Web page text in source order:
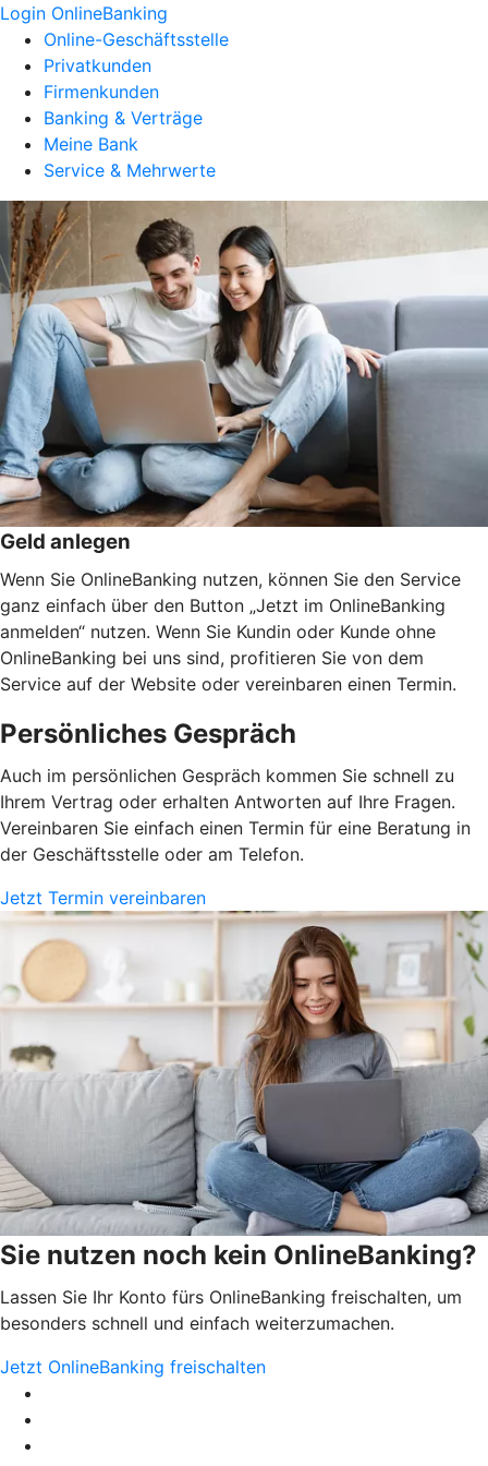
Login OnlineBanking
Online-Geschäftsstelle
Privatkunden
Firmenkunden
Banking & Verträge
Meine Bank
Service & Mehrwerte
Geld anlegen
Wenn Sie OnlineBanking nutzen, können Sie den Service
ganz einfach über den Button „Jetzt im OnlineBanking
anmelden“ nutzen. Wenn Sie Kundin oder Kunde ohne
OnlineBanking bei uns sind, profitieren Sie von dem
Service auf der Website oder vereinbaren einen Termin.
Persönliches Gespräch
Auch im persönlichen Gespräch kommen Sie schnell zu
Ihrem Vertrag oder erhalten Antworten auf Ihre Fragen.
Vereinbaren Sie einfach einen Termin für eine Beratung in
der Geschäftsstelle oder am Telefon.
Jetzt Termin vereinbaren
Sie nutzen noch kein OnlineBanking?
Lassen Sie Ihr Konto fürs OnlineBanking freischalten, um
besonders schnell und einfach weiterzumachen.
Jetzt OnlineBanking freischalten